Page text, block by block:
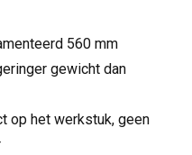
560 mm
gewicht dan
op het werkstuk, geen